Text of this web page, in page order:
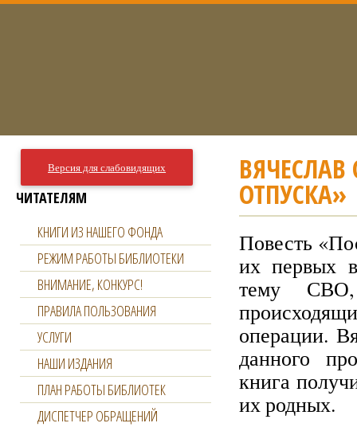
ОТПУСКА»
Повесть
их первых
тему СВО,
операции.
данного
книга
их родных.
Версия для слабовидящих
ЧИТАТЕЛЯМ
КНИГИ ИЗ НАШЕГО ФОНДА
РЕЖИМ РАБОТЫ БИБЛИОТЕКИ
ВНИМАНИЕ, КОНКУРС!
ПРАВИЛА ПОЛЬЗОВАНИЯ
УСЛУГИ
НАШИ ИЗДАНИЯ
ПЛАН РАБОТЫ БИБЛИОТЕК
ДИСПЕТЧЕР ОБРАЩЕНИЙ